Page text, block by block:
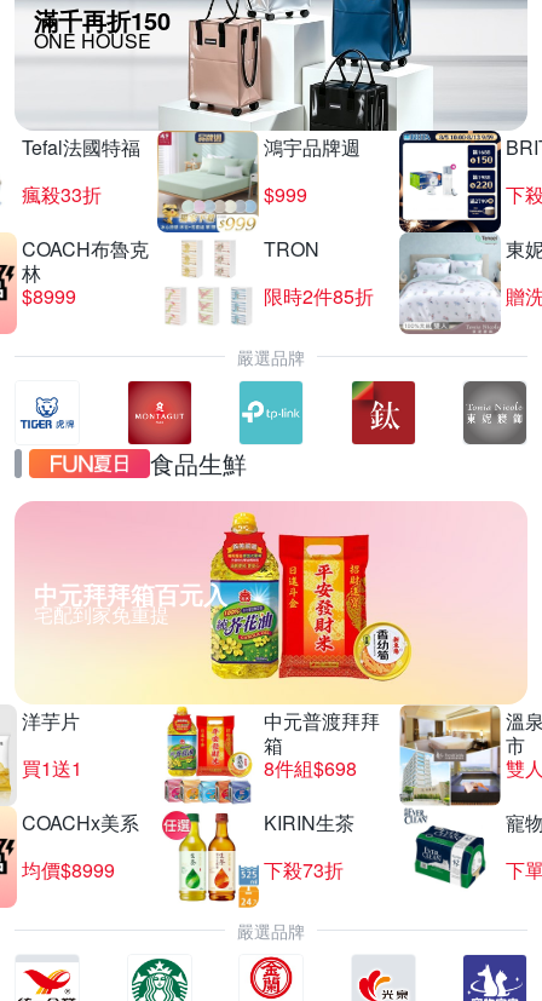
滿千再折150
ONE HOUSE
Tefal法國特福
瘋殺33折
鴻宇品牌週
$999
下
COACH布魯克
林
$8999
TRON
限時2件85折
東
贈
嚴選品牌
食品生鮮
中元拜拜箱百元入
宅配到家免重提
洋芋片
買1送1
中元普渡拜拜
箱
8件組$698
溫
市
COACHx美系
均價$8999
KIRIN生茶
下殺73折
寵
下
嚴選品牌